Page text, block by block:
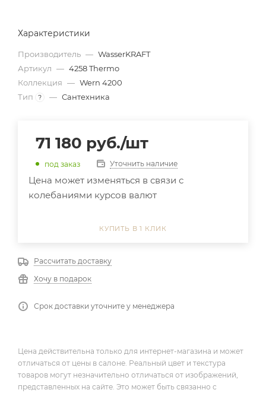
Характеристики
Производитель — WasserKRAFT
Артикул — 4258 Thermo
Коллекция — Wern 4200
Тип
? — Сантехника
71 180 руб./шт
под заказ Уточнить наличие
Цена может изменяться в связи с
колебаниями курсов валют
КУПИТЬ В 1 КЛИК
Рассчитать доставку
Хочу в подарок
Срок доставки уточните у менеджера
Цена действительна только для интернет-магазина и может
отличаться от цены в салоне. Реальный цвет и текстура
товаров могут незначительно отличаться от изображений,
представленных на сайте. Это может быть связанно с